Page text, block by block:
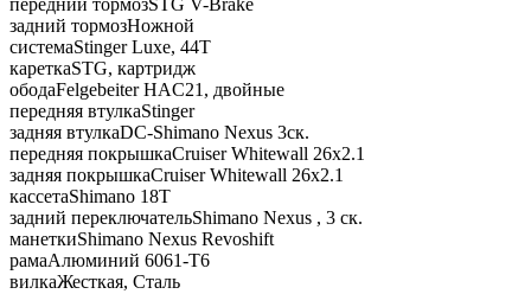
передний тормозSTG V-Brake
задний тормозНожной
системаStinger Luxe, 44T
кареткаSTG, картридж
ободаFelgebeiter HAC21, двойные
передняя втулкаStinger
задняя втулкаDC-Shimano Nexus 3ск.
передняя покрышкаCruiser Whitewall 26x2.1
задняя покрышкаCruiser Whitewall 26x2.1
кассетаShimano 18T
задний переключательShimano Nexus , 3 ск.
манеткиShimano Nexus Revoshift
рамаАлюминий 6061-T6
вилкаЖесткая, Сталь